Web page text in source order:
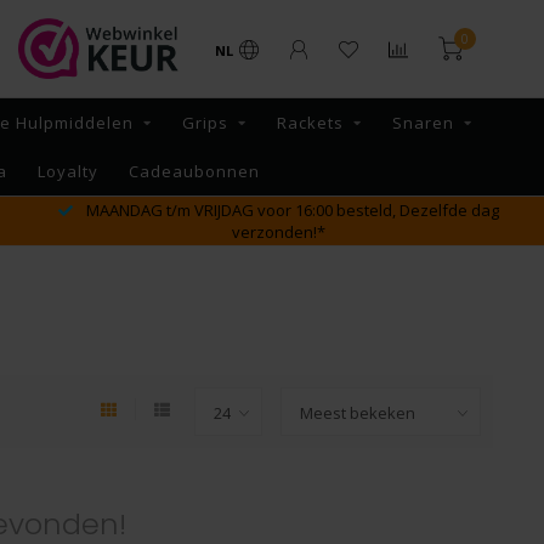
NL
0
Hulpmiddelen Grips Rackets Snaren
Loyalty
Cadeaubonnen
MAANDAG t/m VRIJDAG voor 16:00 besteld, Dezelfde dag
verzonden!*